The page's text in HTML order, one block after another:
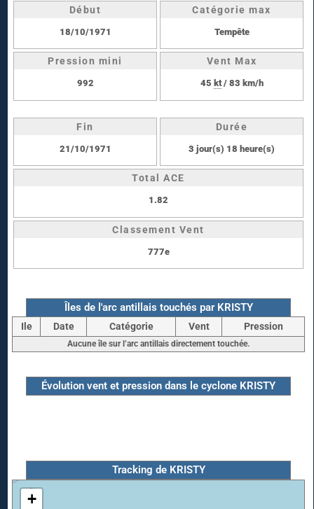
Début
18/10/1971
Catégorie max
Tempête
Pression mini
992
Vent Max
45 kt/ 83 km/h
Fin
21/10/1971
Durée
3 jour(s) 18 heure(s)
Total ACE
1.82
Classement Vent
777e
Îles de l'arc antillais touchés par KRISTY
Ile Date Catégorie Vent Pression
Aucune île sur l’arc antillais directement touchée.
Évolution vent et pression dans le cyclone KRISTY
Tracking de KRISTY
+